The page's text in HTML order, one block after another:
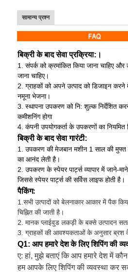
सामान्य प्रश्न
बिक्री के बाद सेवा प्रक्रिया:।
1. संपर्क को क्रमांकित किया जाना चाहिए और
जाना चाहिए।
2. ग्राहकों को अपने उत्पाद को डिजाइन
नमूना भेजना।
3. स्थापना उपकरण को नि: शुल्क निर्देशित
कमीशनिंग होगा
4. कंपनी उपयोगकर्ता के उपकरणों का नियमित
बिक्री के बाद सेवा गारंटी:
1. उपकरण की मेजबान मशीन 1 साल की
का आनंद लेती है।
2. उपकरण के स्पेयर पार्ट्स व्यापार में जाने-माने
जिससे स्पेयर पार्ट्स की सर्विस लाइफ होती है।
पैकिंग:
1.सभी उत्पादों को बेलनाकार आकार में पैक
चिह्नित की जाती है।
2. मानक प्लाईवुड लकड़ी के बक्से उत्पादन
3. ग्राहकों की आवश्यकताओं के अनुसार ब्रश
Q1: आप हमारे देश के लिए शिपिंग की
ए: हां, मुझे बताएं कि आप हमारे देश में
हम आपके लिए शिपिंग की व्यवस्था कर